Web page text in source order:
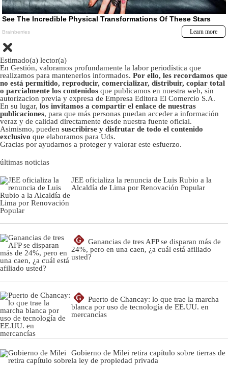
Estimado(a) lector(a)
En Gestión, valoramos profundamente la labor periodística que
realizamos para mantenerlos informados. Por ello, les recordamos que
no está permitido, reproducir, comercializar, distribuir, copiar total
o parcialmente los contenidos que publicamos en nuestra web, sin
autorizacion previa y expresa de Empresa Editora El Comercio S.A.
En su lugar, los invitamos a compartir el enlace de nuestras
publicaciones, para que más personas puedan acceder a información
veraz y de calidad directamente desde nuestra fuente oficial.
Asimismo, pueden suscribirse y disfrutar de todo el contenido
exclusivo que elaboramos para Uds.
Gracias por ayudarnos a proteger y valorar este esfuerzo.
últimas noticias
JEE oficializa la renuncia de Luis Rubio a la
Alcaldía de Lima por Renovación Popular
G
Ganancias de tres AFP se disparan más de
24%, pero en una caen, ¿a cuál está afiliado
usted?
G
Puerto de Chancay: lo que trae la marcha
blanca por uso de tecnología de EE.UU. en
mercancías
Gobierno de Milei retira capítulo sobre tierras de
la ley de propiedad privada